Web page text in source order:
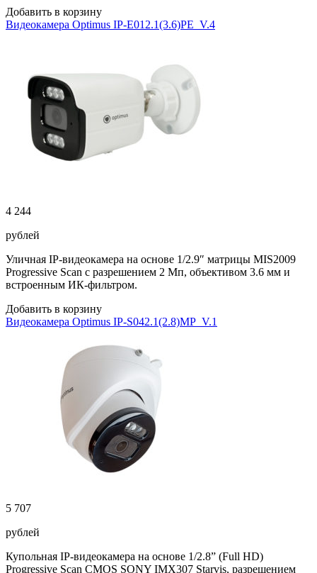
Добавить в корзину
Видеокамера Optimus IP-E012.1(3.6)PE_V.4
4 244
рублей
Уличная IP-видеокамера на основе 1/2.9″ матрицы MIS2009
Progressive Scan с разрешением 2 Мп, объективом 3.6 мм и
встроенным ИК-фильтром.
Добавить в корзину
Видеокамера Optimus IP-S042.1(2.8)MP_V.1
5 707
рублей
Купольная IP-видеокамера на основе 1/2.8” (Full HD)
Progressive Scan CMOS SONY IMX307 Starvis, разрешением